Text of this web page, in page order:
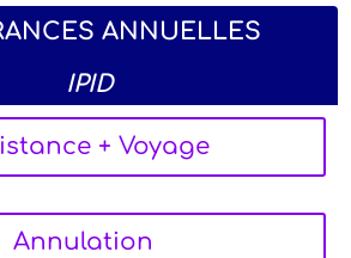
ANNUELLES
IPID
+ Voyage
Annulation